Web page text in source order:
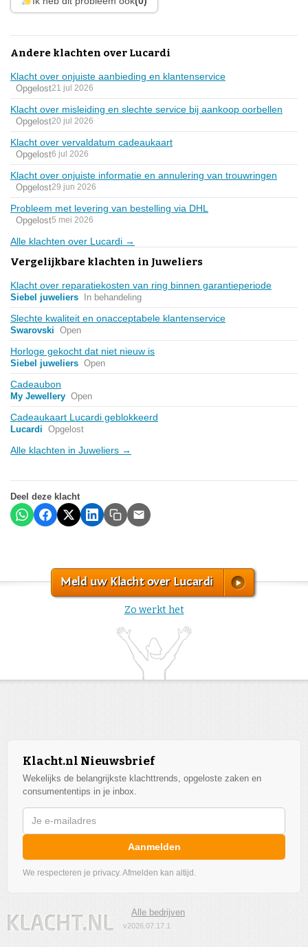
Andere klachten over Lucardi
Klacht over onjuiste aanbieding en klantenservice
Opgelost21 jul 2026
Klacht over misleiding en slechte service bij aankoop oorbellen
Opgelost20 jul 2026
Klacht over vervaldatum cadeaukaart
Opgelost6 jul 2026
Klacht over onjuiste informatie en annulering van trouwringen
Opgelost29 jun 2026
Probleem met levering van bestelling via DHL
Opgelost5 mei 2026
Alle klachten over Lucardi →
Vergelijkbare klachten in Juweliers
Klacht over reparatiekosten van ring binnen garantieperiode
Siebel juweliers In behandeling
Slechte kwaliteit en onacceptabele klantenservice
Swarovski Open
Horloge gekocht dat niet nieuw is
Siebel juweliers Open
Cadeaubon
My Jewellery Open
Cadeaukaart Lucardi geblokkeerd
Lucardi Opgelost
Alle klachten in Juweliers →
Deel deze klacht
Meld uw Klacht over Lucardi
Zo werkt het
Klacht.nl Nieuwsbrief
Wekelijks de belangrijkste klachttrends, opgeloste zaken en
consumententips in je inbox.
Aanmelden
We respecteren je privacy. Afmelden kan altijd.
Alle bedrijven
v2026.07.17.1